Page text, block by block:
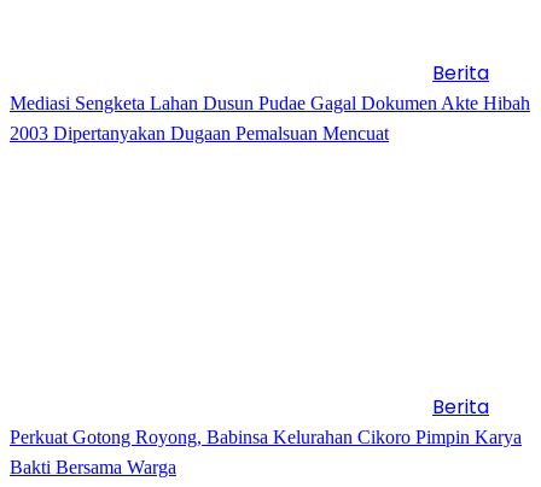
Berita
Mediasi Sengketa Lahan Dusun Pudae Gagal Dokumen Akte Hibah
2003 Dipertanyakan Dugaan Pemalsuan Mencuat
Berita
Perkuat Gotong Royong, Babinsa Kelurahan Cikoro Pimpin Karya
Bakti Bersama Warga